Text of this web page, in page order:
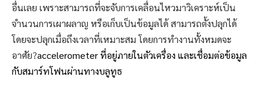
อื่นเลย เพราะสามารถที่จะจับการเคลื่อนไหวมาวิเคราะห์เป็น
จำนวนการเผาผลาญ หรือเก็บเป็นข้อมูลได้ สามารถตั้งปลุกได้
โดยจะปลุกเมื่อถึงเวลาที่เหมาะสม โดยการทำงานทั้งหมดจะ
อาศัย?accelerometer ที่อยู่ภายในตัวเครื่อง และเชื่อมต่อข้อมูล
กับสมาร์ทโฟนผ่านทางบลูทูธ